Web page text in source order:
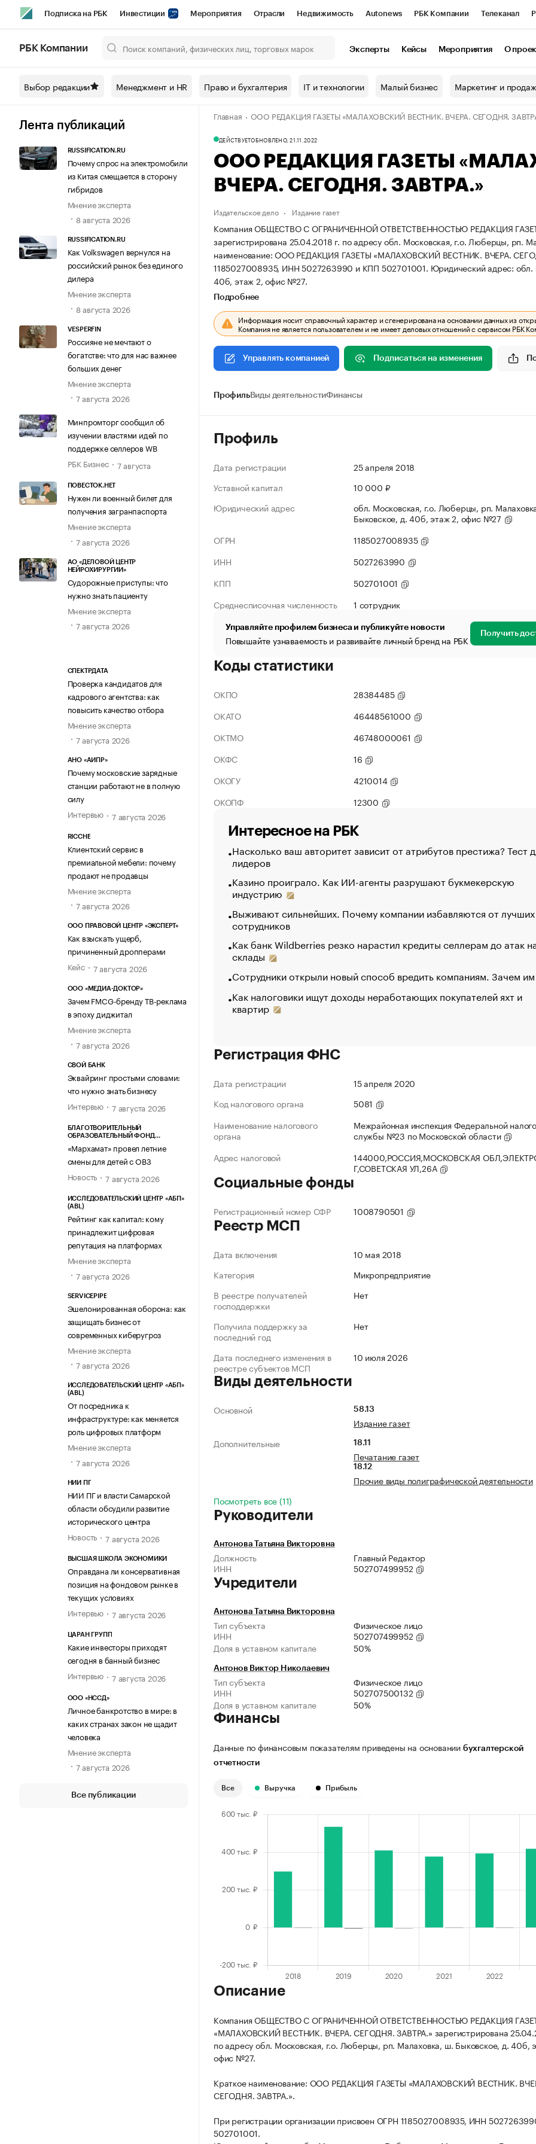
Подписка на РБК Инвестиции Мероприятия Отрасли Недвижимость Autonews РБК Компании Телеканал
Спецпроекты СПб Конференции СПб Спецпроекты Проверка контрагентов
Технологии и медиа Рынок наличной валюты
РБК Компании Эксперты Кейсы Мероприятия О
Выбор редакции Менеджмент и HR Право и бухгалтерия IT и технологии Малый бизнес Маркетинг и
Лента публикаций
RUSSIFICATION.RU
Почему спрос на электромобили
из Китая смещается в сторону
гибридов
Мнение эксперта
8 августа 2026
RUSSIFICATION.RU
Как Volkswagen вернулся на
российский рынок без единого
дилера
Мнение эксперта
8 августа 2026
VESPERFIN
Россияне не мечтают о
богатстве: что для нас важнее
больших денег
Мнение эксперта
7 августа 2026
Минпромторг сообщил об
изучении властями идей по
поддержке селлеров WB
РБК Бизнес
7 августа
ПОВЕСТОК.НЕТ
Нужен ли военный билет для
получения загранпаспорта
Мнение эксперта
7 августа 2026
АО «ДЕЛОВОЙ ЦЕНТР
НЕЙРОХИРУРГИИ»
Судорожные приступы: что
нужно знать пациенту
Мнение эксперта
7 августа 2026
СПЕКТРДАТА
Проверка кандидатов для
кадрового агентства: как
повысить качество отбора
Мнение эксперта
7 августа 2026
АНО «АИПР»
Почему московские зарядные
станции работают не в полную
силу
Интервью
7 августа 2026
RICCHE
Клиентский сервис в
премиальной мебели: почему
продают не продавцы
Мнение эксперта
7 августа 2026
ООО ПРАВОВОЙ ЦЕНТР «ЭКСПЕРТ»
Как взыскать ущерб,
причиненный дропперами
Кейс
7 августа 2026
ООО «МЕДИА-ДОКТОР»
Зачем FMCG-бренду ТВ-реклама
в эпоху диджитал
Мнение эксперта
7 августа 2026
СВОЙ БАНК
Эквайринг простыми словами:
что нужно знать бизнесу
Интервью
7 августа 2026
БЛАГОТВОРИТЕЛЬНЫЙ
ОБРАЗОВАТЕЛЬНЫЙ ФОНД
«Мархамат» провел летние
смены для детей с ОВЗ
Новость
7 августа 2026
ИССЛЕДОВАТЕЛЬСКИЙ ЦЕНТР «АБП»
(ABL)
Рейтинг как капитал: кому
принадлежит цифровая
репутация на платформах
Мнение эксперта
7 августа 2026
SERVICEPIPE
Эшелонированная оборона: как
защищать бизнес от
современных киберугроз
Мнение эксперта
7 августа 2026
ИССЛЕДОВАТЕЛЬСКИЙ ЦЕНТР «АБП»
(ABL)
От посредника к
инфраструктуре: как меняется
роль цифровых платформ
Мнение эксперта
7 августа 2026
НИИ ПГ
НИИ ПГ и власти Самарской
области обсудили развитие
исторического центра
Новость
7 августа 2026
ВЫСШАЯ ШКОЛА ЭКОНОМИКИ
Оправдана ли консервативная
позиция на фондовом рынке в
текущих условиях
Интервью
7 августа 2026
ЦАРАН ГРУПП
Какие инвесторы приходят
сегодня в банный бизнес
Интервью
7 августа 2026
ООО «НССД»
Личное банкротство в мире: в
каких странах закон не щадит
человека
Мнение эксперта
7 августа 2026
Все публикации
Главная ООО РЕДАКЦИЯ ГАЗЕТЫ «МАЛАХОВСКИЙ ВЕСТНИК. ВЧЕРА. СЕГОДНЯ.
ДЕЙСТВУЕТОБНОВЛЕНО, 21.11.2022
ООО РЕДАКЦИЯ ГАЗЕТЫ
ВЧЕРА. СЕГОДНЯ. ЗАВТРА.»
Издательское дело Издание газет
Компания ОБЩЕСТВО С ОГРАНИЧЕННОЙ ОТВЕТСТВЕННОСТЬЮ РЕДАКЦИЯ
зарегистрирована 25.04.2018 г. по адресу обл. Московская, г.о. Люберцы, рп.
наименование: ООО РЕДАКЦИЯ ГАЗЕТЫ «МАЛАХОВСКИЙ ВЕСТНИК. ВЧЕРА.
1185027008935, ИНН 5027263990 и КПП 502701001. Юридический адрес:
40б, этаж 2, офис №27.
Подробнее
Информация носит справочный характер и сгенерирована на основании данных из
Компания не является пользователем и не имеет деловых отношений с сервисом РБК
Управлять компанией Подписаться на изменения
ПрофильВиды деятельностиФинансы
Профиль
Дата регистрации
25 апреля 2018
Уставной капитал
10 000 ₽
Юридический адрес
обл. Московская, г.о. Люберцы, рп.
Быковское, д. 40б, этаж 2, офис №27
ОГРН
1185027008935
ИНН
5027263990
КПП
502701001
Среднесписочная численность
1 сотрудник
Управляйте профилем бизнеса и публикуйте новости
Повышайте узнаваемость и развивайте личный бренд на РБК Получить
Коды статистики
ОКПО
28384485
ОКАТО
46448561000
ОКТМО
46748000061
ОКФС
16
ОКОГУ
4210014
ОКОПФ
12300
Интересное на РБК
Насколько ваш авторитет зависит от атрибутов престижа? Тест
лидеров
Казино проиграло. Как ИИ-агенты разрушают букмекерскую
индустрию
Выживают сильнейших. Почему компании избавляются от лучших
сотрудников
Как банк Wildberries резко нарастил кредиты селлерам до атак
склады
Сотрудники открыли новый способ вредить компаниям. Зачем
Как налоговики ищут доходы неработающих покупателей яхт и
квартир
Регистрация ФНС
Дата регистрации
15 апреля 2020
Код налогового органа
5081
Наименование налогового
органа
Межрайонная инспекция Федеральной
службы №23 по Московской области
Адрес налоговой
144000,РОССИЯ,МОСКОВСКАЯ
Г,СОВЕТСКАЯ УЛ,26А
Социальные фонды
Регистрационный номер СФР 1008790501
Реестр МСП
Дата включения
10 мая 2018
Категория
Микропредприятие
В реестре получателей
господдержки
Нет
Получила поддержку за
последний год
Нет
Дата последнего изменения в
реестре субъектов МСП
10 июля 2026
Виды деятельности
Основной 58.13
Издание газет
Дополнительные
18.11
Печатание газет
18.12
Прочие виды полиграфической деятельности
Посмотреть все (11)
Руководители
Антонова Татьяна Викторовна
Должность
Главный Редактор
ИНН
502707499952
Учредители
Антонова Татьяна Викторовна
Тип субъекта
Физическое лицо
ИНН
502707499952
Доля в уставном капитале
50%
Антонов Виктор Николаевич
Тип субъекта
Физическое лицо
ИНН
502707500132
Доля в уставном капитале
50%
Финансы
Данные по финансовым показателям приведены на основании бухгалтерской
отчетности
Все Выручка Прибыль
Описание
Компания ОБЩЕСТВО С ОГРАНИЧЕННОЙ ОТВЕТСТВЕННОСТЬЮ РЕДАКЦИЯ
«МАЛАХОВСКИЙ ВЕСТНИК. ВЧЕРА. СЕГОДНЯ. ЗАВТРА.» зарегистрирована
по адресу обл. Московская, г.о. Люберцы, рп. Малаховка, ш. Быковское, д. 40б,
офис №27.
Краткое наименование: ООО РЕДАКЦИЯ ГАЗЕТЫ «МАЛАХОВСКИЙ ВЕСТНИК.
СЕГОДНЯ. ЗАВТРА.».
При регистрации организации присвоен ОГРН 1185027008935, ИНН
502701001.